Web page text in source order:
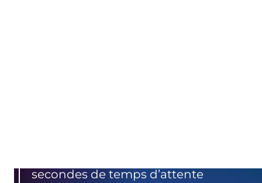
secondes de temps d’attente